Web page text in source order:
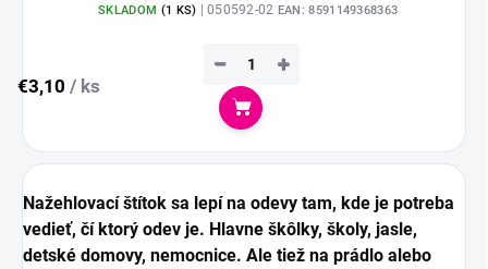
SKLADOM (1 KS) | 050592-02 EAN: 8591149368363
€3,10 / ks
+
−
Do košíka
Nažehlovací štítok sa lepí na odevy tam, kde je potreba
vedieť, čí ktorý odev je. Hlavne škôlky, školy, jasle,
detské domovy, nemocnice. Ale tiež na prádlo alebo